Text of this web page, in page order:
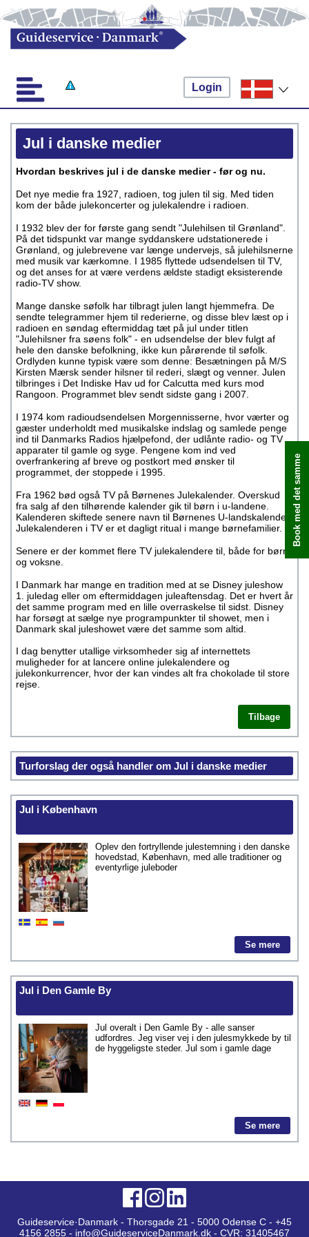
Login
Jul i danske medier
Hvordan beskrives jul i de danske medier - før og nu.
Det nye medie fra 1927, radioen, tog julen til sig. Med tiden
kom der både julekoncerter og julekalendre i radioen.
I 1932 blev der for første gang sendt "Julehilsen til Grønland".
På det tidspunkt var mange syddanskere udstationerede i
Grønland, og julebrevene var længe undervejs, så julehilsnerne
med musik var kærkomne. I 1985 flyttede udsendelsen til TV,
og det anses for at være verdens ældste stadigt eksisterende
radio-TV show.
Mange danske søfolk har tilbragt julen langt hjemmefra. De
sendte telegrammer hjem til rederierne, og disse blev læst op i
radioen en søndag eftermiddag tæt på jul under titlen
"Julehilsner fra søens folk" - en udsendelse der blev fulgt af
hele den danske befolkning, ikke kun pårørende til søfolk.
Ordlyden kunne typisk være som denne: Besætningen på M/S
Kirsten Mærsk sender hilsner til rederi, slægt og venner. Julen
tilbringes i Det Indiske Hav ud for Calcutta med kurs mod
Rangoon. Programmet blev sendt sidste gang i 2007.
I 1974 kom radioudsendelsen Morgennisserne, hvor værter og
gæster underholdt med musikalske indslag og samlede penge
ind til Danmarks Radios hjælpefond, der udlånte radio- og TV
apparater til gamle og syge. Pengene kom ind ved
overfrankering af breve og postkort med ønsker til
programmet, der stoppede i 1995.
Fra 1962 bød også TV på Børnenes Julekalender. Overskud
fra salg af den tilhørende kalender gik til børn i u-landene.
Kalenderen skiftede senere navn til Børnenes U-landskalender.
Julekalenderen i TV er et dagligt ritual i mange børnefamilier.
Senere er der kommet flere TV julekalendere til, både for børn
og voksne.
I Danmark har mange en tradition med at se Disney juleshow
1. juledag eller om eftermiddagen juleaftensdag. Det er hvert år
det samme program med en lille overraskelse til sidst. Disney
har forsøgt at sælge nye programpunkter til showet, men i
Danmark skal juleshowet være det samme som altid.
I dag benytter utallige virksomheder sig af internettets
muligheder for at lancere online julekalendere og
julekonkurrencer, hvor der kan vindes alt fra chokolade til store
rejse.
Tilbage
Turforslag der også handler om Jul i danske medier
Jul i København
Oplev den fortryllende julestemning i den danske
hovedstad, København, med alle traditioner og
eventyrlige juleboder
Se mere
Jul i Den Gamle By
Jul overalt i Den Gamle By - alle sanser
udfordres. Jeg viser vej i den julesmykkede by til
de hyggeligste steder. Jul som i gamle dage
Se mere
Book med det samme
Guideservice·Danmark - Thorsgade 21 - 5000 Odense C - +45
4156 2855 - info@GuideserviceDanmark.dk - CVR: 31405467